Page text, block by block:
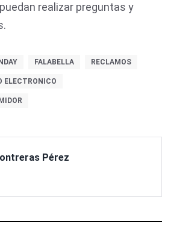
realizar preguntas y
FALABELLA RECLAMOS
ELECTRONICO
Pérez